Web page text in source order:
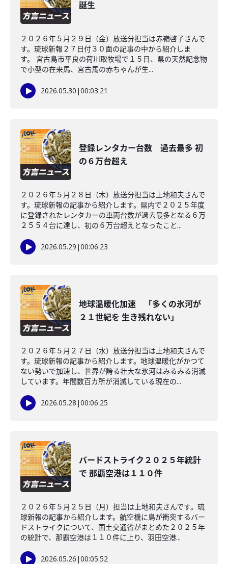
誕生
２０２６年５月２９日（金）放送分担当は赤嶺啓子さんで
す。琉球新報２７日付３０面の記事の中から紹介しま
す。 宮古島市平良の荷川取牧場で１５日、県の天然記念物
で小型の在来馬、宮古馬の赤ちゃんが生...
2026.05.30 |00:03:21
登録レンタカー台数 過去最多 初
の６万台超え
２０２６年５月２８日（木）放送分担当は上地和夫さんで
す。琉球新報の記事から紹介します。県内で２０２５年度
に登録されたレンタカーの車両台数が過去最多となる６万
２５５４台に達し、初の６万台超えとなったこと...
2026.05.29 |00:06:23
地球温暖化加速 「多くの氷河が
２１世紀を 生き残れない」
２０２６年５月２７日（水）放送分担当は上地和夫さんで
す。琉球新報の記事から紹介します。地球温暖化がかつて
ない勢いで加速し、世界が誇る壮大な氷河はみるみる消滅
しています。年間数百カ所が消滅している現在の...
2026.05.28 |00:06:25
バードストライク２０２５年統計
で 那覇空港は１１０件
２０２６年５月２５日（月）担当は上地和夫さんです。琉
球新報の記事から紹介します。航空機に鳥が衝突するバー
ドストライクについて、国土交通省がまとめた２０２５年
の統計で、那覇空港は１１０件に上り、羽田空港...
2026.05.26 |00:05:52